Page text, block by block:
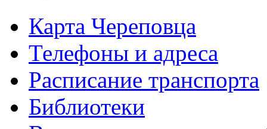
Карта Череповца
Телефоны и адреса
Расписание транспорта
Библиотеки